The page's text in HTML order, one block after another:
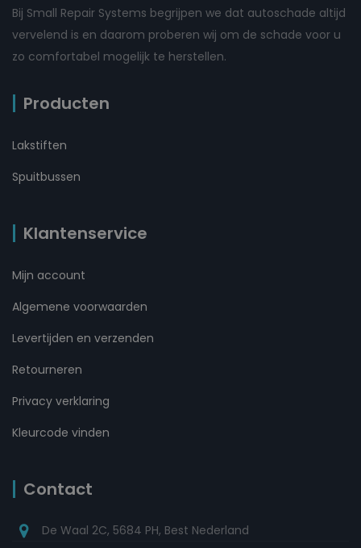
Bij Small Repair Systems begrijpen we dat autoschade altijd
vervelend is en daarom proberen wij om de schade voor u
zo comfortabel mogelijk te herstellen.
Producten
Lakstiften
Spuitbussen
Klantenservice
Mijn account
Algemene voorwaarden
Levertijden en verzenden
Retourneren
Privacy verklaring
Kleurcode vinden
Contact
De Waal 2C, 5684 PH, Best Nederland